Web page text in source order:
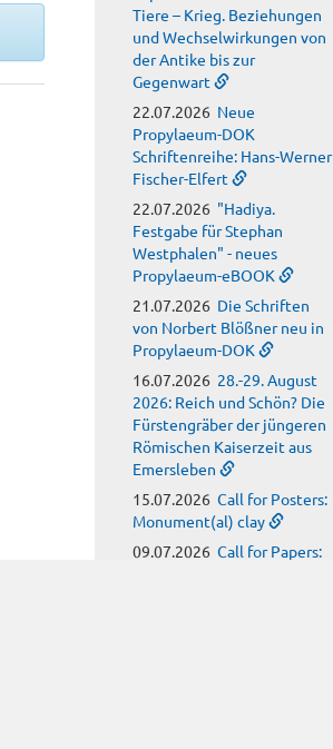
Tiere – Krieg. Beziehungen
und Wechselwirkungen von
der Antike bis zur
Gegenwart
22.07.2026 Neue
Propylaeum-DOK
Schriftenreihe: Hans-Werner
Fischer-Elfert
22.07.2026 "Hadiya.
Festgabe für Stephan
Westphalen" - neues
Propylaeum-eBOOK
21.07.2026 Die Schriften
von Norbert Blößner neu in
Propylaeum-DOK
16.07.2026 28.-29. August
2026: Reich und Schön? Die
Fürstengräber der jüngeren
Römischen Kaiserzeit aus
Emersleben
15.07.2026 Call for Posters:
Monument(al) clay
09.07.2026 Call for Papers: